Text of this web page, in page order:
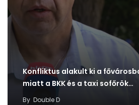
Konfliktus alakult ki a
miatt a BKK és a taxi sofőrök…
By Double D